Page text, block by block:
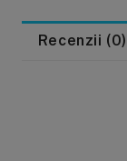
Recenzii (0)